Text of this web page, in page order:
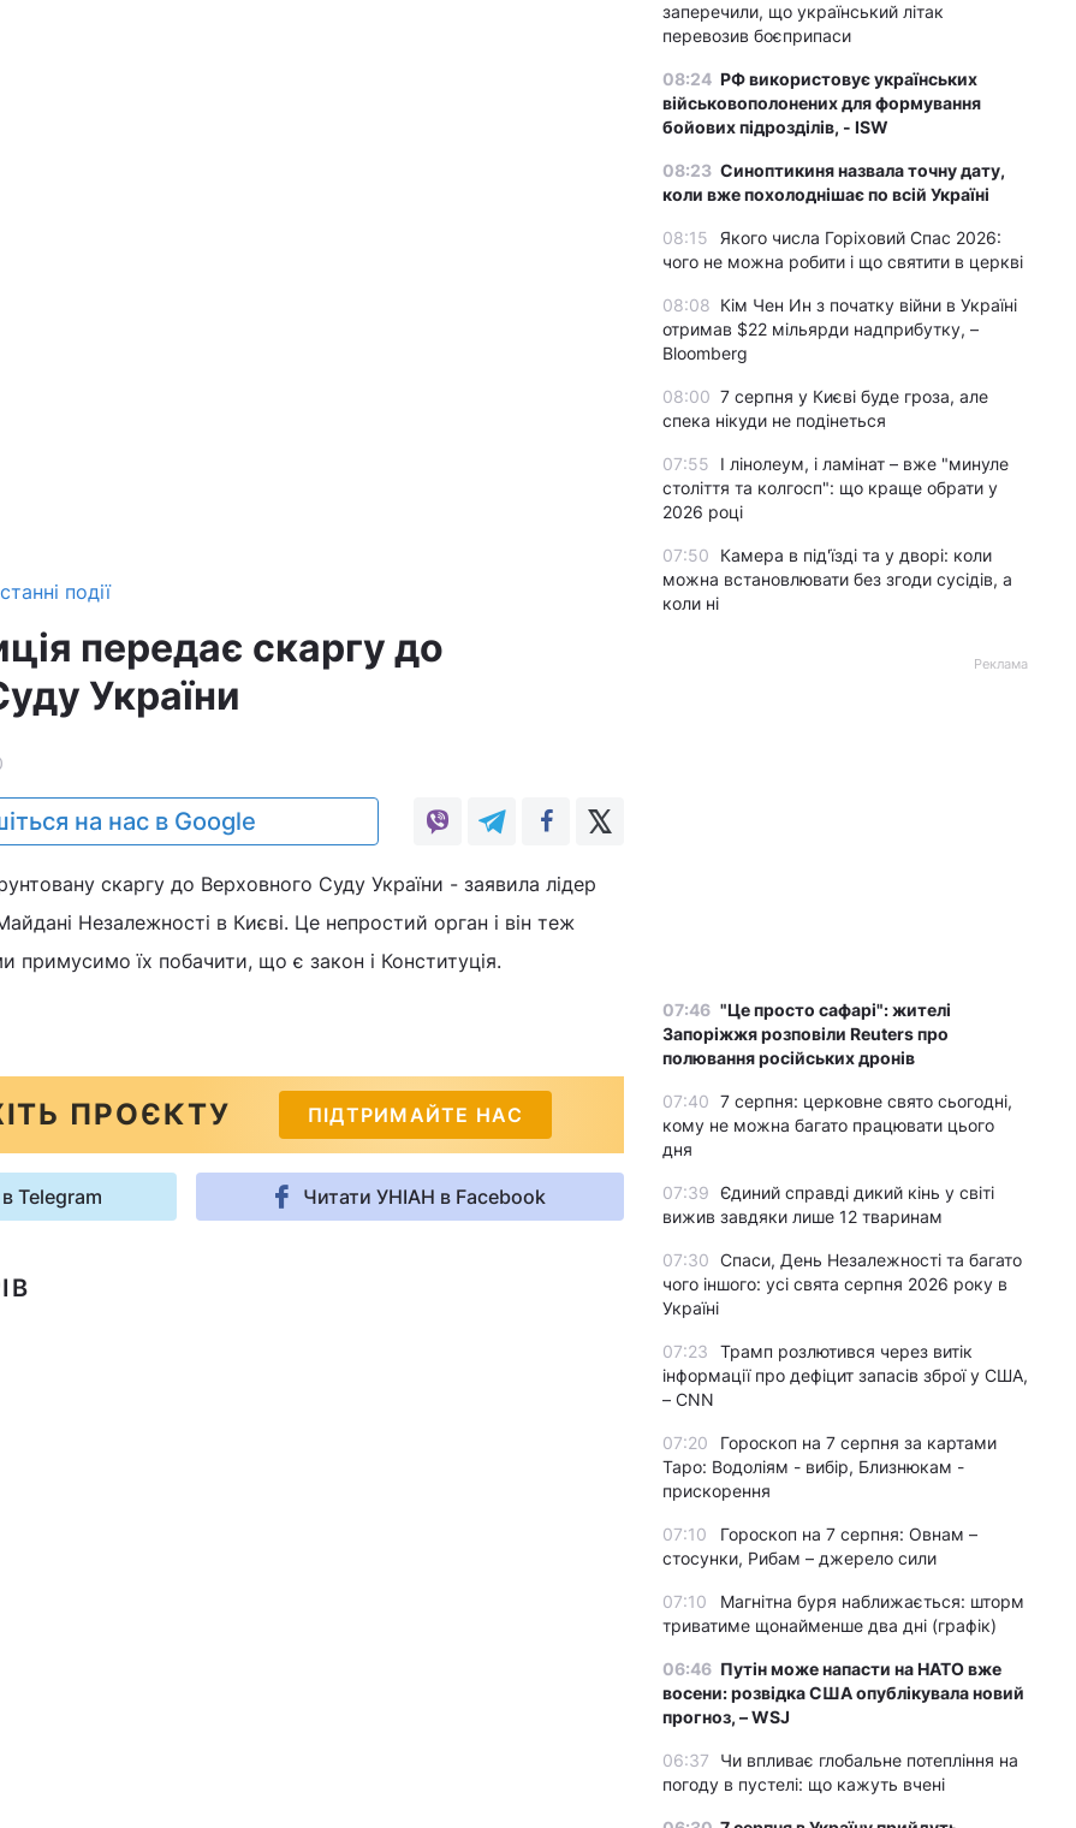
події
передає скаргу до
України
на нас в Google
скаргу до Верховного Суду України - заявила лідер
Незалежності в Києві. Це непростий орган і він теж
примусимо їх побачити, що є закон і Конституція.
ПРОЄКТУ ПІДТРИМАЙТЕ НАС
Telegram Читати УНІАН в Facebook
заперечили, що український літак
перевозив боєприпаси
08:24 РФ використовує українських
військовополонених для формування
бойових підрозділів, - ISW
08:23 Синоптикиня назвала точну дату,
коли вже похолоднішає по всій Україні
08:15
Якого числа Горіховий Спас 2026:
чого не можна робити і що святити в церкві
08:08 Кім Чен Ин з початку війни в Україні
отримав $22 мільярди надприбутку, –
Bloomberg
08:00 7 серпня у Києві буде гроза, але
спека нікуди не подінеться
07:55
І лінолеум, і ламінат – вже "минуле
століття та колгосп": що краще обрати у
2026 році
07:50
Камера в під'їзді та у дворі: коли
можна встановлювати без згоди сусідів, а
коли ні
Реклама
07:46 "Це просто сафарі": жителі
Запоріжжя розповіли Reuters про
полювання російських дронів
07:40 7 серпня: церковне свято сьогодні,
кому не можна багато працювати цього
дня
07:39 Єдиний справді дикий кінь у світі
вижив завдяки лише 12 тваринам
07:30 Спаси, День Незалежності та багато
чого іншого: усі свята серпня 2026 року в
Україні
07:23
Трамп розлютився через витік
інформації про дефіцит запасів зброї у США,
– CNN
07:20
Гороскоп на 7 серпня за картами
Таро: Водоліям - вибір, Близнюкам -
прискорення
07:10
Гороскоп на 7 серпня: Овнам –
стосунки, Рибам – джерело сили
07:10
Магнітна буря наближається: шторм
триватиме щонайменше два дні (графік)
06:46 Путін може напасти на НАТО вже
восени: розвідка США опублікувала новий
прогноз, – WSJ
06:37
Чи впливає глобальне потепління на
погоду в пустелі: що кажуть вчені